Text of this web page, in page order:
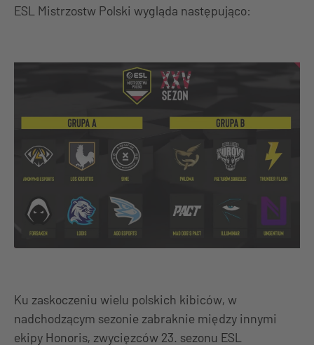
ESL Mistrzostw Polski wygląda następująco:
Ku zaskoczeniu wielu polskich kibiców, w
nadchodzącym sezonie zabraknie między innymi
ekipy Honoris, zwycięzców 23. sezonu ESL